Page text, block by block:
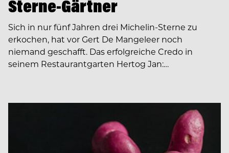
Sterne-Gärtner
Sich in nur fünf Jahren drei Michelin-Sterne zu
erkochen, hat vor Gert De Mangeleer noch
niemand geschafft. Das erfolgreiche Credo in
seinem Restaurantgarten Hertog Jan:…